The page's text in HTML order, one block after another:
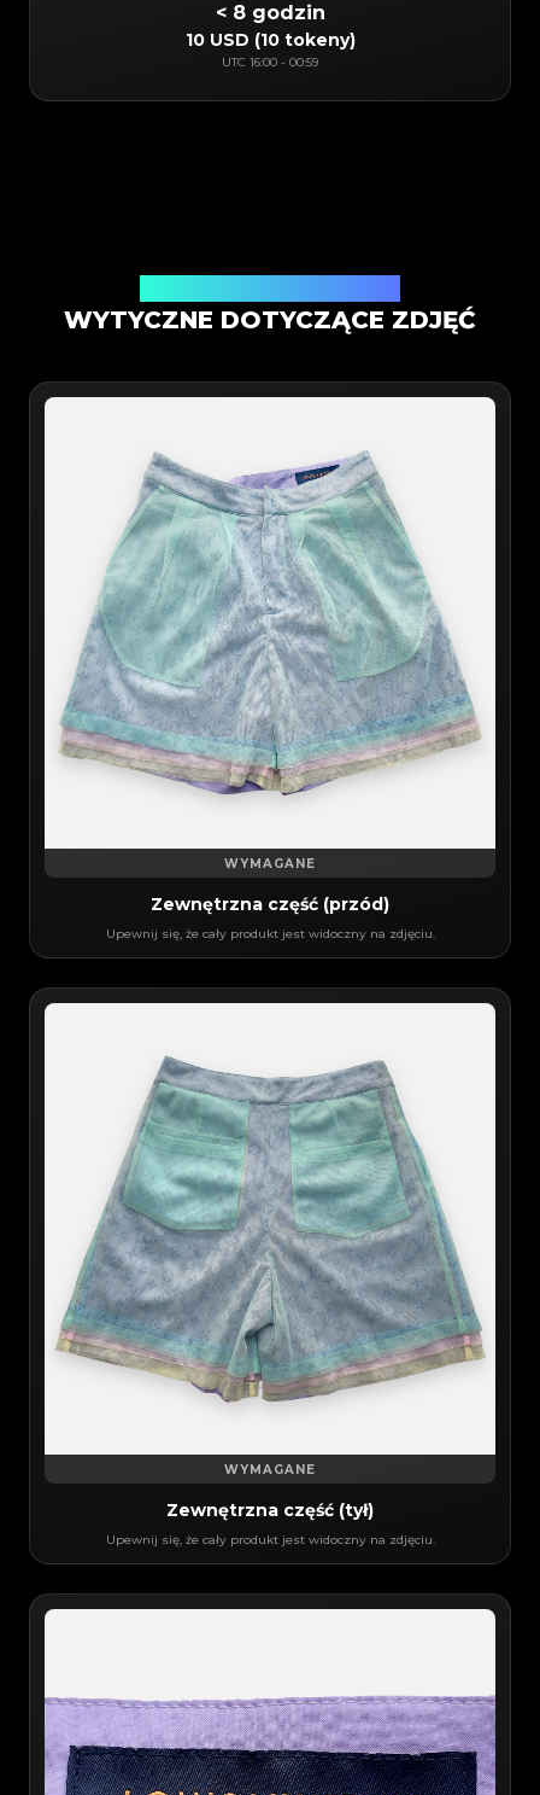
< 8 godzin
10 USD (10 tokeny)
UTC 16:00 - 00:59
WYTYCZNE DOTYCZĄCE ZDJĘĆ
WYMAGANE
Zewnętrzna część (przód)
Upewnij się, że cały produkt jest widoczny na zdjęciu.
WYMAGANE
Zewnętrzna część (tył)
Upewnij się, że cały produkt jest widoczny na zdjęciu.